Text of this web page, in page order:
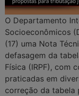
O Departamento
Socioeconômicos
(17) uma Nota
defasagem da
Física (IRPF), com
praticadas em
correção da tabela